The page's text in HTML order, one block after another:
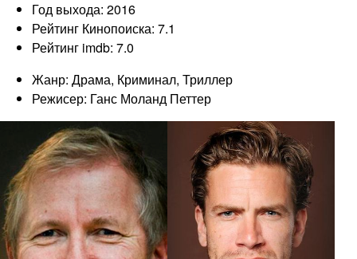
Год выхода: 2016
Рейтинг Кинопоиска: 7.1
Рейтинг imdb: 7.0
Жанр: Драма, Криминал, Триллер
Режисер: Ганс Моланд Петтер